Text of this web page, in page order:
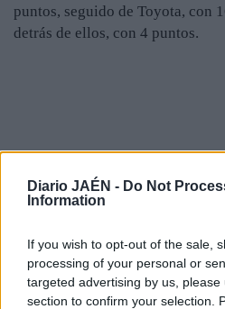
Diario JAÉN - Do Not
Information
If you wish to opt-out of the sale,
processing of your personal or
targeted advertising by us,
section to confirm your selection.
puntos, seguido de Toyota, con
detrás de ellos, con 4 puntos.